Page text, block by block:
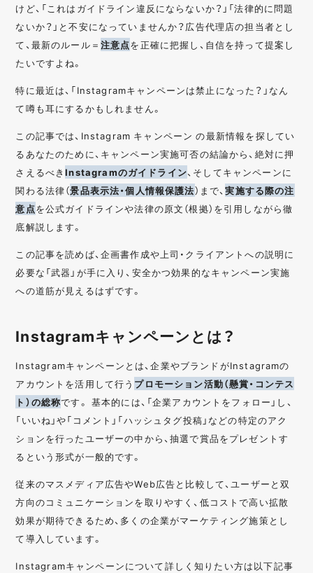
けど、「これはガイドライン違反にならないか？」「法律的に問題
ないか？」と不安になっていませんか？広告代理店の担当者とし
て、最新のルール＝ 注意点を正確に把握し、自信を持って提案し
たいですよね。
特に最近は、「Instagramキャンペーンは禁止になった？」なん
て噂も耳にするかもしれません。
この記事では、Instagram キャンペーン の最新情報を探してい
るあなたのために、キャンペーン実施可否の結論から、絶対に押
さえるべきInstagramのガイドライン、そしてキャンペーンに
関わる法律（景品表示法・個人情報保護法）まで、実施する際の注
意点を公式ガイドラインや法律の原文（根拠）を引用しながら徹
底解説します。
この記事を読めば、企画書作成や上司・クライアントへの説明に
必要な「武器」が手に入り、安全かつ効果的なキャンペーン実施
への道筋が見えるはずです。
Instagramキャンペーンとは？
Instagramキャンペーンとは、企業やブランドがInstagramの
アカウントを活用して行う プロモーション活動（懸賞・コンテス
ト）の総称です。 基本的には、「企業アカウントをフォロー」し、
「いいね」や「コメント」「ハッシュタグ投稿」などの特定のアク
ションを行ったユーザーの中から、抽選で賞品をプレゼントす
るという形式が一般的です。
従来のマスメディア広告やWeb広告と比較して、ユーザーと双
方向のコミュニケーションを取りやすく、低コストで高い拡散
効果が期待できるため、多くの企業がマーケティング施策とし
て導入しています。
Instagramキャンペーンについて詳しく知りたい方は以下記事